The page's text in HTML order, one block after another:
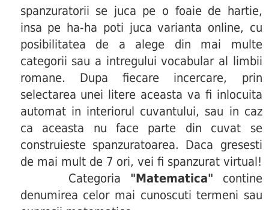
spanzuratorii se juca pe o foaie de hartie,
insa pe ha-ha poti juca varianta online, cu
posibilitatea de a alege din mai multe
categorii sau a intregului vocabular al limbii
romane. Dupa fiecare incercare, prin
selectarea unei litere aceasta va fi inlocuita
automat in interiorul cuvantului, sau in caz
ca aceasta nu face parte din cuvat se
construieste spanzuratoarea. Daca gresesti
de mai mult de 7 ori, vei fi spanzurat virtual!
Categoria "Matematica" contine
denumirea celor mai cunoscuti termeni sau